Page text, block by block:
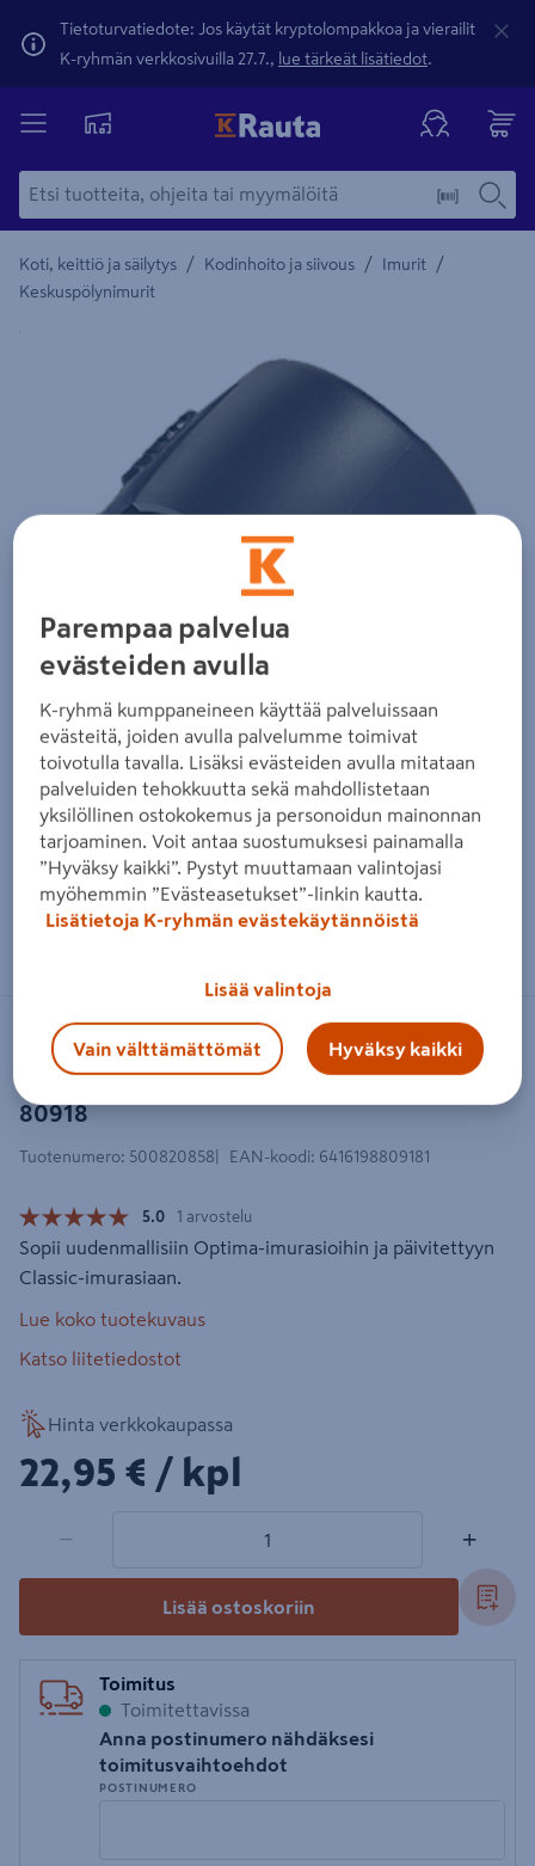
Tietoturvatiedote: Jos käytät kryptolompakkoa ja vierailit
K-ryhmän verkkosivuilla 27.7., lue tärkeät lisätiedot.
Koti, keittiö ja säilytys / Kodinhoito ja siivous / Imurit /
Keskuspölynimurit
Yksityiskohtainen kuvaus löytyy Tuotteen kuvaus -
Zoomaa kuvaa sormilla kosketusnäytöllä
Imuletkuholkki Allaway Premium
80918
ALLAWAY
Tuotenumero: 500820858 EAN-koodi: 6416198809181
5.0 1 arvostelu
Sopii uudenmallisiin Optima-imurasioihin ja päivitettyyn
Classic-imurasiaan.
Lue koko tuotekuvaus
Katso liitetiedostot
Hinta verkkokaupassa
22,95€/kpl
22,95 € / kpl
− +
Lisää ostoskoriin
Toimitus
Toimitettavissa
Anna postinumero nähdäksesi
toimitusvaihtoehdot
POSTINUMERO
Parempaa palvelua
evästeiden avulla
K-ryhmä kumppaneineen käyttää palveluissaan
evästeitä, joiden avulla palvelumme toimivat
toivotulla tavalla. Lisäksi evästeiden avulla mitataan
palveluiden tehokkuutta sekä mahdollistetaan
yksilöllinen ostokokemus ja personoidun mainonnan
tarjoaminen. Voit antaa suostumuksesi painamalla
”Hyväksy kaikki”. Pystyt muuttamaan valintojasi
myöhemmin ”Evästeasetukset”-linkin kautta.
Lisätietoja K-ryhmän evästekäytännöistä
Lisää valintoja
Vain välttämättömät Hyväksy kaikki